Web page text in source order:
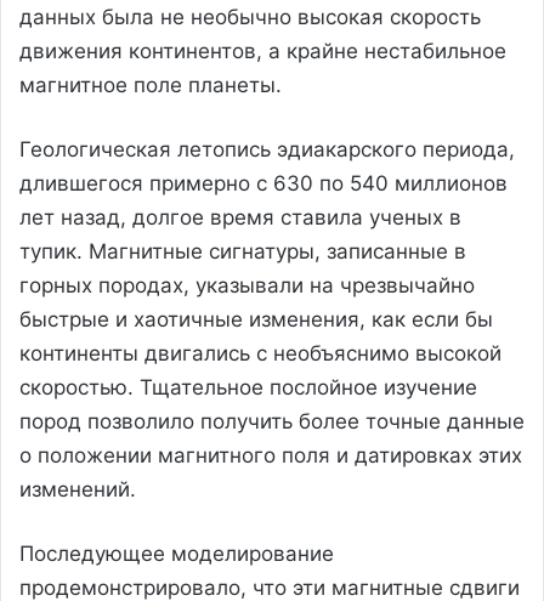
данных была не необычно высокая скорость
движения континентов, а крайне нестабильное
магнитное поле планеты.
Геологическая летопись эдиакарского периода,
длившегося примерно с 630 по 540 миллионов
лет назад, долгое время ставила ученых в
тупик. Магнитные сигнатуры, записанные в
горных породах, указывали на чрезвычайно
быстрые и хаотичные изменения, как если бы
континенты двигались с необъяснимо высокой
скоростью. Тщательное послойное изучение
пород позволило получить более точные данные
о положении магнитного поля и датировках этих
изменений.
Последующее моделирование
продемонстрировало, что эти магнитные сдвиги